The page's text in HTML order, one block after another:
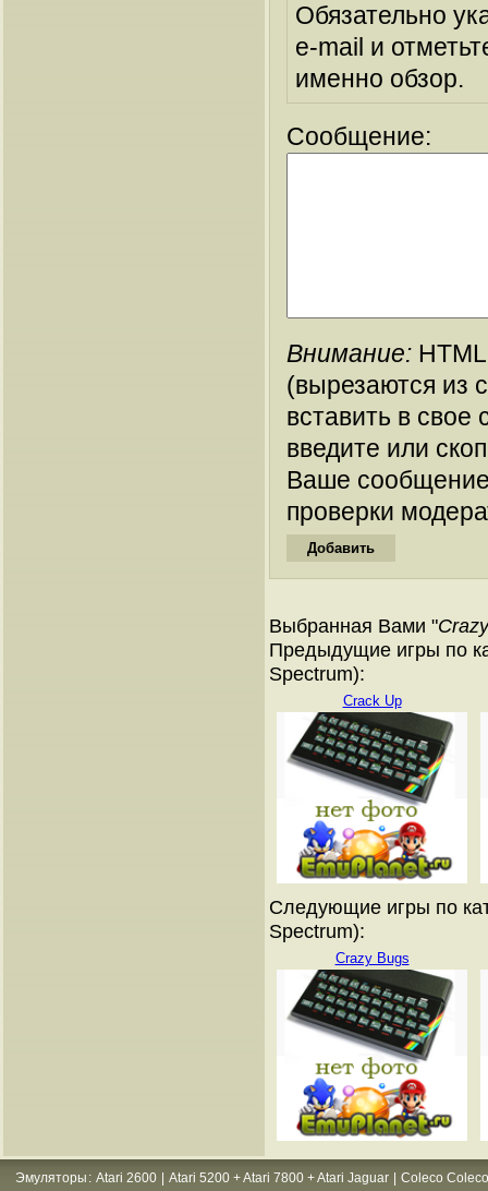
Обязательно
e-mail и
именно обзор.
Сообщение:
Внимание:
(вырезаются из
вставить в
введите или
Ваше
проверки
Выбранная Вами "
Предыдущие игры по
Spectrum):
Crack Up
Следующие игры по
Spectrum):
Crazy Bugs
Эмуляторы : Atari 2600 Atari 5200 + Atari 7800 + Atari Jaguar
Coleco